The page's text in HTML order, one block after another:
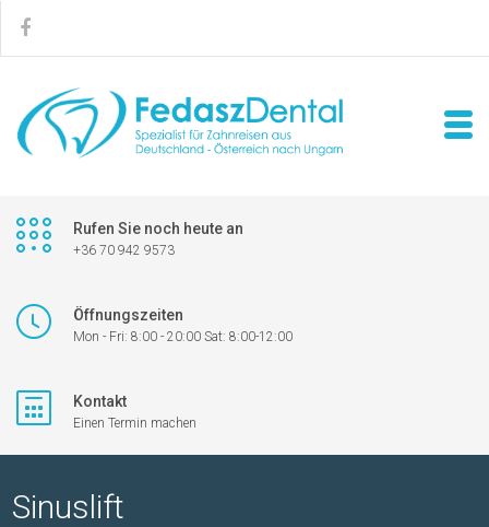
Rufen Sie noch heute an
+36 70 942 9573
Öffnungszeiten
Mon - Fri: 8:00 - 20:00 Sat: 8:00-12:00
Kontakt
Einen Termin machen
Sinuslift